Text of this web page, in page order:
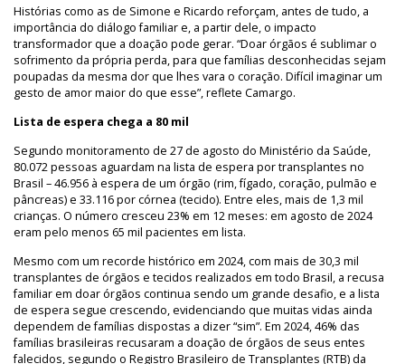
Histórias como as de Simone e Ricardo reforçam, antes de tudo, a
importância do diálogo familiar e, a partir dele, o impacto
transformador que a doação pode gerar. “Doar órgãos é sublimar o
sofrimento da própria perda, para que famílias desconhecidas sejam
poupadas da mesma dor que lhes vara o coração. Difícil imaginar um
gesto de amor maior do que esse”, reflete Camargo.
Lista de espera chega a 80 mil
Segundo monitoramento de 27 de agosto do Ministério da Saúde,
80.072 pessoas aguardam na lista de espera por transplantes no
Brasil – 46.956 à espera de um órgão (rim, fígado, coração, pulmão e
pâncreas) e 33.116 por córnea (tecido). Entre eles, mais de 1,3 mil
crianças. O número cresceu 23% em 12 meses: em agosto de 2024
eram pelo menos 65 mil pacientes em lista.
Mesmo com um recorde histórico em 2024, com mais de 30,3 mil
transplantes de órgãos e tecidos realizados em todo Brasil, a recusa
familiar em doar órgãos continua sendo um grande desafio, e a lista
de espera segue crescendo, evidenciando que muitas vidas ainda
dependem de famílias dispostas a dizer “sim”. Em 2024, 46% das
famílias brasileiras recusaram a doação de órgãos de seus entes
falecidos, segundo o Registro Brasileiro de Transplantes (RTB) da